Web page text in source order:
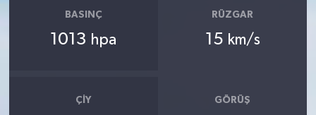
BASINÇ
1013 hpa
RÜZGAR
15 km/s
ÇIY GÖRÜŞ